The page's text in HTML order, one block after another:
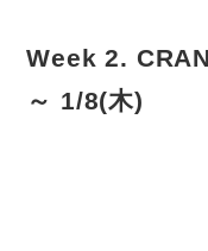
Week 2.
～ 1/8(木)